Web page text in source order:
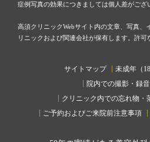
症例写真の効果につきましては個人差がござ
高須クリニックWebサイト内の文章、写真、
リニックおよび関連会社が保有します。許可
サイトマップ
未成年（
院内での撮影・録
クリニック内での忘れ物・
ご予約およびご来院前注意事項